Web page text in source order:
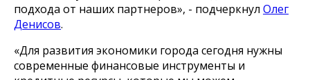
подхода от наших партнеров», - подчеркнулОлег
Денисов.
«Для развития экономики города сегодня нужны
современные финансовые инструменты и